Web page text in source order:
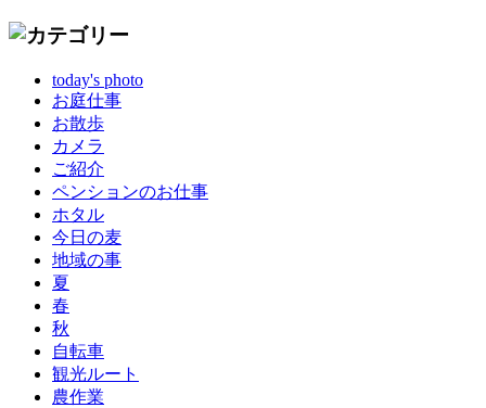
today's photo
お庭仕事
お散歩
カメラ
ご紹介
ペンションのお仕事
ホタル
今日の麦
地域の事
夏
春
秋
自転車
観光ルート
農作業